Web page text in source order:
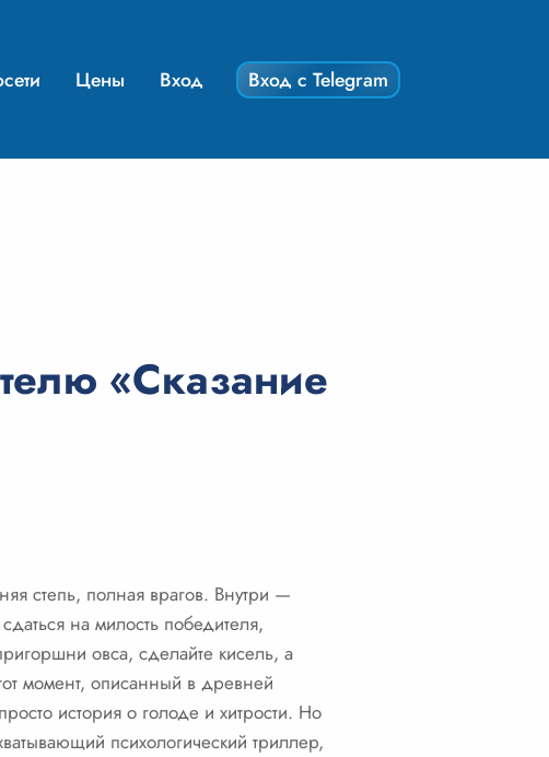
Цены Вход Вход с Telegram
«Сказание
степь, полная врагов. Внутри —
на милость победителя,
овса, сделайте кисель, а
момент, описанный в древней
история о голоде и хитрости. Но
психологический триллер,